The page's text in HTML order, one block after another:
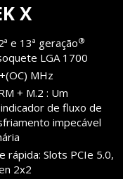
X
e 13ª geração®
LGA 1700
MHz
+ M.2 : Um
de fluxo de
impecável
rápida: Slots PCIe 5.0,
2x2